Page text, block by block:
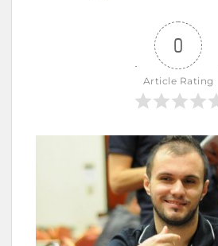
0
Article Rating